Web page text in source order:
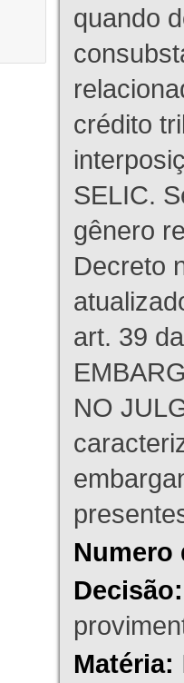
quando
crédito
SELIC.
gênero
Decreto
art. 39
NO
Numero
Decisão:
Matéria: